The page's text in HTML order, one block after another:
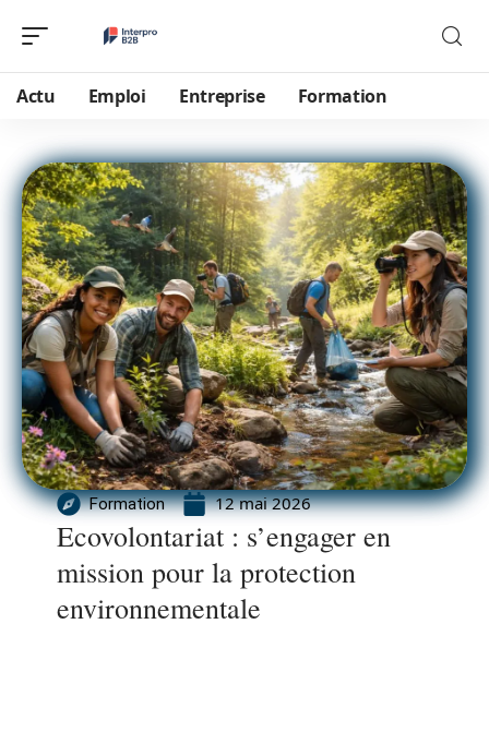
Actu Emploi Entreprise Formation
Formation 12 mai 2026
Ecovolontariat : s’engager en
mission pour la protection
environnementale